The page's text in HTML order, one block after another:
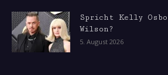
Spricht Kelly
Wilson?
5. August 2026